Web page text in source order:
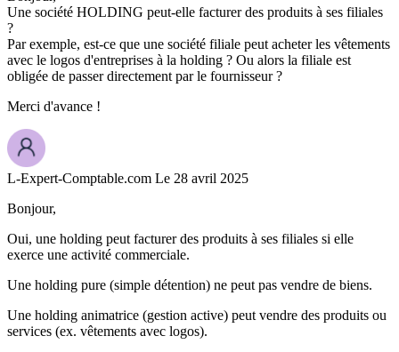
Une société HOLDING peut-elle facturer des produits à ses filiales
?
Par exemple, est-ce que une société filiale peut acheter les vêtements
avec le logos d'entreprises à la holding ? Ou alors la filiale est
obligée de passer directement par le fournisseur ?
Merci d'avance !
L-Expert-Comptable.com Le 28 avril 2025
Bonjour,
Oui, une holding peut facturer des produits à ses filiales si elle
exerce une activité commerciale.
Une holding pure (simple détention) ne peut pas vendre de biens.
Une holding animatrice (gestion active) peut vendre des produits ou
services (ex. vêtements avec logos).